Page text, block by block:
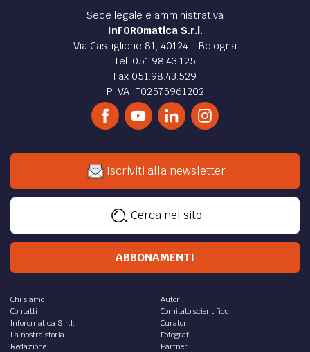
Sede legale e amministrativa
InFOROmatica S.r.l.
Via Castiglione 81, 40124 - Bologna
Tel. 051.98.43.125
Fax 051.98.43.529
P.IVA IT02575961202
Iscriviti alla newsletter
Cerca nel sito
ABBONAMENTI
Chi siamo
Contatti
Inforomatica S.r.l.
La nostra storia
Redazione
Autori
Comitato scientifico
Curatori
Fotografi
Partner